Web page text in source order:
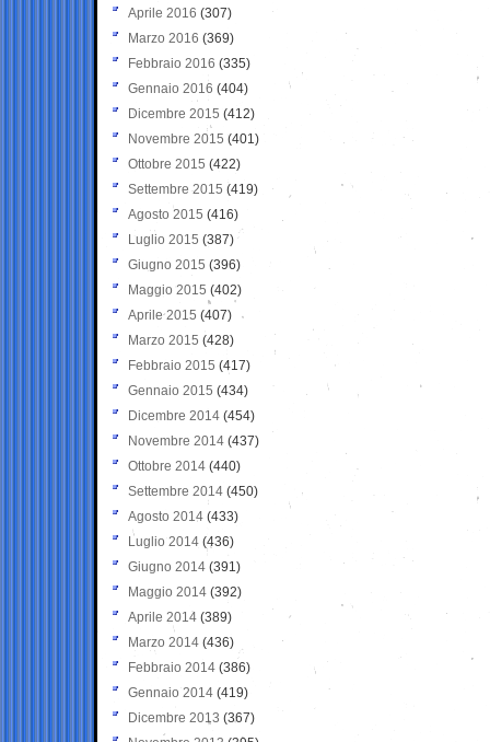
Aprile 2016 (307)
Marzo 2016 (369)
Febbraio 2016 (335)
Gennaio 2016 (404)
Dicembre 2015 (412)
Novembre 2015 (401)
Ottobre 2015 (422)
Settembre 2015 (419)
Agosto 2015 (416)
Luglio 2015 (387)
Giugno 2015 (396)
Maggio 2015 (402)
Aprile 2015 (407)
Marzo 2015 (428)
Febbraio 2015 (417)
Gennaio 2015 (434)
Dicembre 2014 (454)
Novembre 2014 (437)
Ottobre 2014 (440)
Settembre 2014 (450)
Agosto 2014 (433)
Luglio 2014 (436)
Giugno 2014 (391)
Maggio 2014 (392)
Aprile 2014 (389)
Marzo 2014 (436)
Febbraio 2014 (386)
Gennaio 2014 (419)
Dicembre 2013 (367)